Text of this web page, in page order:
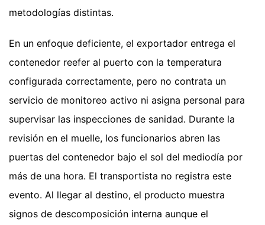
metodologías distintas.
En un enfoque deficiente, el exportador entrega el
contenedor reefer al puerto con la temperatura
configurada correctamente, pero no contrata un
servicio de monitoreo activo ni asigna personal para
supervisar las inspecciones de sanidad. Durante la
revisión en el muelle, los funcionarios abren las
puertas del contenedor bajo el sol del mediodía por
más de una hora. El transportista no registra este
evento. Al llegar al destino, el producto muestra
signos de descomposición interna aunque el